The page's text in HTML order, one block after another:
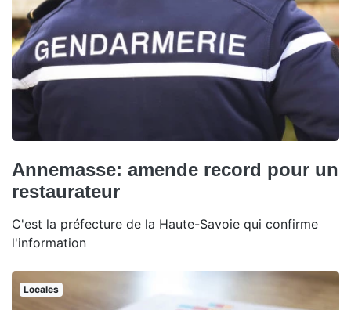
Annemasse: amende record pour un
restaurateur
C'est la préfecture de la Haute-Savoie qui confirme
l'information
Locales